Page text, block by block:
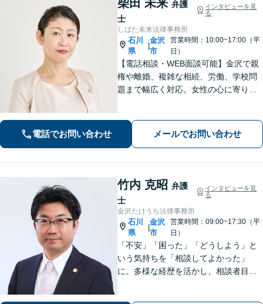
柴田 未来 弁護
士
インタビューを見
る
しばた未来法律事務所
石川
県
|
金沢
市
営業時間：10:00~17:00（平
日）
【電話相談・WEB面談可能】金沢で親
権や離婚、複雑な相続、労働、学校問
題まで幅広く対応。女性の心に寄り添
力でサポートします。お子様連れも歓
迎。まずはじっくりとお話をお聞かせ
電話でお問い合わせ メールでお問い合わせ
竹内 克昭 弁護
士
インタビューを見
る
金沢たけうち法律事務所
石川
県
|
金沢
市
営業時間：09:00~17:30（平
日）
「不安」「困った」「どうしよう」と
いう気持ちを「相談してよかった」
に。多様な経歴を活かし、相談者目線